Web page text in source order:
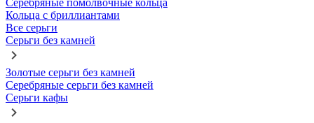
Серебряные помолвочные кольца
Кольца с бриллиантами
Все серьги
Серьги без камней
Золотые серьги без камней
Серебряные серьги без камней
Серьги кафы